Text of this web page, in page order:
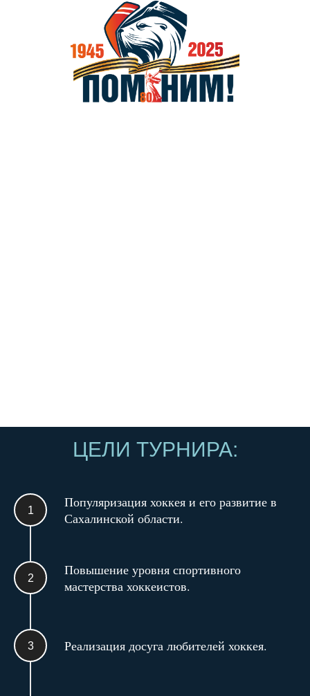
ЦЕЛИ ТУРНИРА:
Популяризация хоккея и его развитие в
Сахалинской области.
Повышение уровня спортивного
мастерства хоккеистов.
Реализация досуга любителей хоккея.